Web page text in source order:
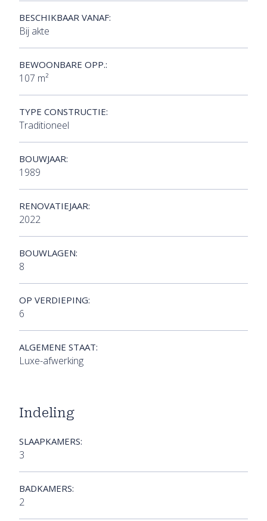
BESCHIKBAAR VANAF:
Bij akte
BEWOONBARE OPP.:
107 m²
TYPE CONSTRUCTIE:
Traditioneel
BOUWJAAR:
1989
RENOVATIEJAAR:
2022
BOUWLAGEN:
8
OP VERDIEPING:
6
ALGEMENE STAAT:
Luxe-afwerking
Indeling
SLAAPKAMERS:
3
BADKAMERS:
2